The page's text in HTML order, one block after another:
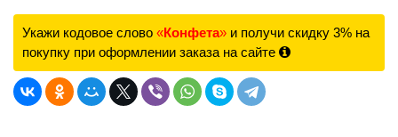
Укажи кодовое слово «Конфета» и получи скидку 3% на
покупку при оформлении заказа на сайте